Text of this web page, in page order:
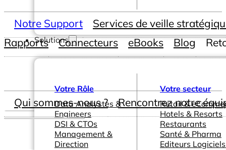
Solutions
Votre Rôle
Data Analystes &
Engineers
DSI & CTOs
Management &
Direction
Votre secteur
Retail &
Hotels & Resorts
Restaurants
Santé & Pharma
Editeurs
Notre Support
Services de veille
Rapports
Connecteurs eBooks Blog
Qui sommes-nous ? Rencontrez notre